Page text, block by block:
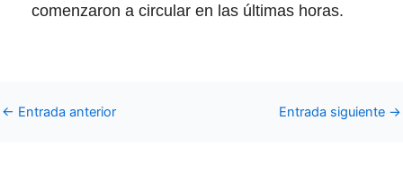
comenzaron a circular en las últimas horas.
← Entrada anterior Entrada siguiente →